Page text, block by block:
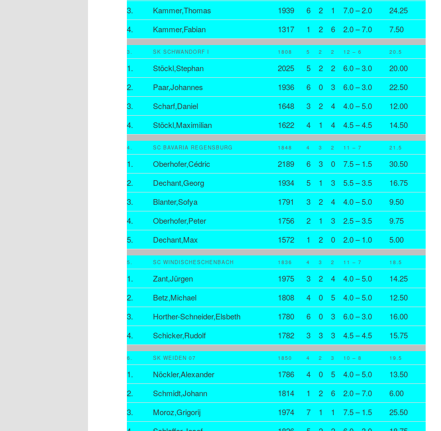
3.
Kammer,Thomas 1939 6 2 1 7.0 – 2.0
24.25
4.
Kammer,Fabian 1317 1 2 6 2.0 – 7.0 7.50
3. SK SCHWANDORF I 1808 5 2 2 12 – 6 20.5
1. Stöckl,Stephan 2025 5 2 2 6.0 – 3.0
20.00
2.
Paar,Johannes 1936 6 0 3 6.0 – 3.0
22.50
3.
Scharf,Daniel 1648 3 2 4 4.0 – 5.0
12.00
4.
Stöckl,Maximilian 1622 4 1 4 4.5 – 4.5 14.50
4. SC BAVARIA REGENSBURG 1848 4 3 2 11 – 7 21.5
1. Oberhofer,Cédric 2189 6 3 0 7.5 – 1.5
30.50
2.
Dechant,Georg 1934 5 1 3 5.5 – 3.5
16.75
3.
Blanter,Sofya 1791 3 2 4 4.0 – 5.0
9.50
4.
Oberhofer,Peter 1756 2 1 3 2.5 – 3.5
9.75
5.
Dechant,Max 1572 1 2 0 2.0 – 1.0 5.00
5. SC WINDISCHESCHENBACH 1836 4 3 2 11 – 7 18.5
1. Zant,Jürgen 1975 3 2 4 4.0 – 5.0
14.25
2.
Betz,Michael 1808 4 0 5 4.0 – 5.0
12.50
3.
Horther-Schneider,Elsbeth 1780 6 0 3 6.0 – 3.0
16.00
4.
Schicker,Rudolf 1782 3 3 3 4.5 – 4.5 15.75
6. SK WEIDEN 07 1850 4 2 3 10 – 8 19.5
1. Nöckler,Alexander 1786 4 0 5 4.0 – 5.0
13.50
2.
Schmidt,Johann 1814 1 2 6 2.0 – 7.0
6.00
3.
Moroz,Grigorij 1974 7 1 1 7.5 – 1.5
25.50